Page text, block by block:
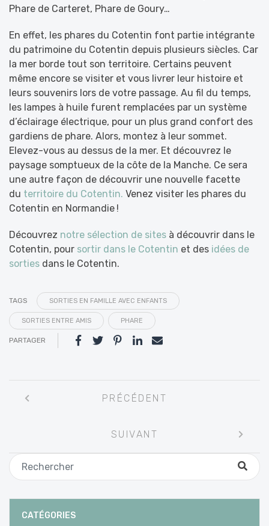
Phare de Carteret, Phare de Goury…
En effet, les phares du Cotentin font partie intégrante
du patrimoine du Cotentin depuis plusieurs siècles. Car
la mer borde tout son territoire. Certains peuvent
même encore se visiter et vous livrer leur histoire et
leurs souvenirs lors de votre passage. Au fil du temps,
les lampes à huile furent remplacées par un système
d’éclairage électrique, pour un plus grand confort des
gardiens de phare. Alors, montez à leur sommet.
Elevez-vous au dessus de la mer. Et découvrez le
paysage somptueux de la côte de la Manche. Ce sera
une autre façon de découvrir une nouvelle facette
du territoire du Cotentin. Venez visiter les phares du
Cotentin en Normandie !
Découvrez notre sélection de sites à découvrir dans le
Cotentin, pour sortir dans le Cotentin et des idées de
sorties dans le Cotentin.
TAGS SORTIES EN FAMILLE AVEC ENFANTS
SORTIES ENTRE AMIS PHARE
PARTAGER
entre
PRÉCÉDENT
SUIVANT
CATÉGORIES